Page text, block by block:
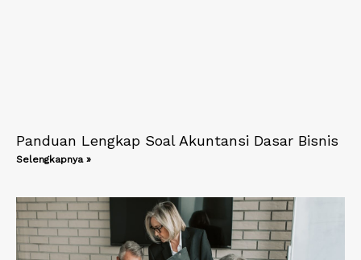
Panduan Lengkap Soal Akuntansi Dasar Bisnis
Selengkapnya »